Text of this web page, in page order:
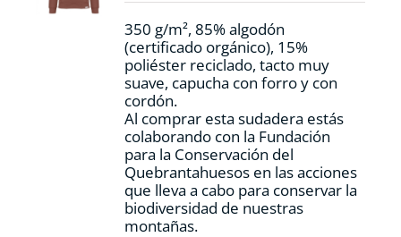
350 g/m², 85% algodón
(certificado orgánico), 15%
poliéster reciclado, tacto muy
suave, capucha con forro y con
cordón.
Al comprar esta sudadera estás
colaborando con la Fundación
para la Conservación del
Quebrantahuesos en las acciones
que lleva a cabo para conservar la
biodiversidad de nuestras
montañas.